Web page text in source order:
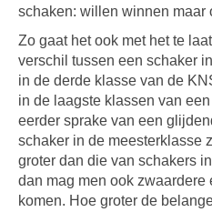
schaken: willen winnen maar
Zo gaat het ook met het te
verschil tussen een schaker
in de derde klasse van de
in de laagste klassen van
eerder sprake van een
schaker in de meesterklasse
groter dan die van schakers
dan mag men ook zwaardere
komen. Hoe groter de